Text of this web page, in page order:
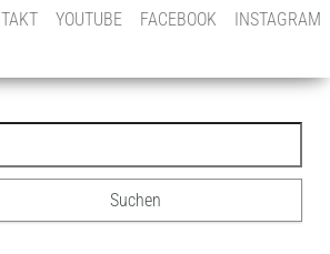
YOUTUBE FACEBOOK INSTAGRAM